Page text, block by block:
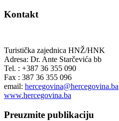
Kontakt
Turistička zajednica HNŽ/HNK
Adresa: Dr. Ante Starčevića bb
Tel. : +387 36 355 090
Fax : 387 36 355 096
email: hercegovina@hercegovina.ba
www.hercegovina.ba
Preuzmite publikaciju